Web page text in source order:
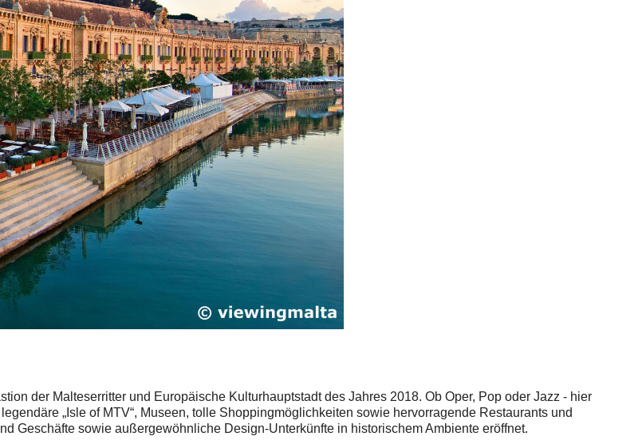
der Malteserritter und Europäische Kulturhauptstadt des Jahres 2018. Ob Oper, Pop oder Jazz - hier
„Isle of MTV“, Museen, tolle Shoppingmöglichkeiten sowie hervorragende Restaurants und
Geschäfte sowie außergewöhnliche Design-Unterkünfte in historischem Ambiente eröffnet.